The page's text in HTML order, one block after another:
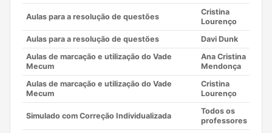
Aulas para a resolução de questões
Cristina
Lourenço
Aulas para a resolução de questões
Davi Dunk
Aulas de marcação e utilização do Vade
Mecum
Ana Cristina
Mendonça
Aulas de marcação e utilização do Vade
Mecum
Cristina
Lourenço
Simulado com Correção Individualizada
Todos os
professores